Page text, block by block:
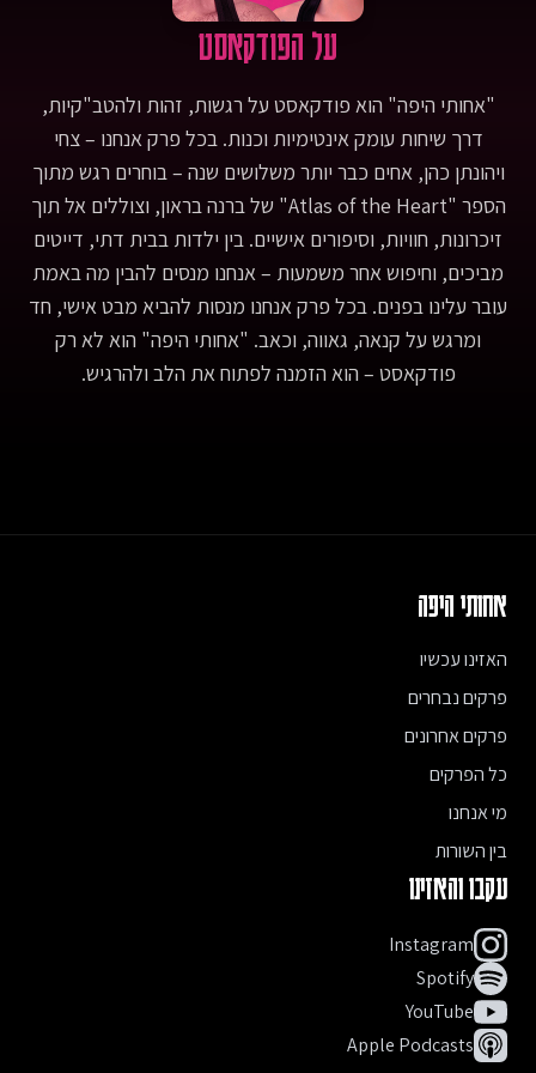
על הפודקאסט
"אחותי היפה" הוא פודקאסט על רגשות, זהות ולהטב"קיות,
דרך שיחות עומק אינטימיות וכנות. בכל פרק אנחנו – צחי
ויהונתן כהן, אחים כבר יותר משלושים שנה – בוחרים רגש מתוך
הספר "Atlas of the Heart" של ברנה בראון, וצוללים אל תוך
זיכרונות, חוויות, וסיפורים אישיים. בין ילדות בבית דתי, דייטים
מביכים, וחיפוש אחר משמעות – אנחנו מנסים להבין מה באמת
עובר עלינו בפנים. בכל פרק אנחנו מנסות להביא מבט אישי, חד
ומרגש על קנאה, גאווה, וכאב. "אחותי היפה" הוא לא רק
פודקאסט – הוא הזמנה לפתוח את הלב ולהרגיש.
אחותי היפה
האזינו עכשיו
פרקים נבחרים
פרקים אחרונים
כל הפרקים
מי אנחנו
בין השורות
עקבו והאזינו
Instagram
Spotify
YouTube
Apple Podcasts